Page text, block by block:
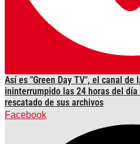
Así es "Green Day TV", el canal
ininterrumpido las 24 horas del
rescatado de sus archivos
Facebook